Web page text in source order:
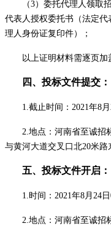
（3）委托代理人领取
代表人授权委托书（法定
理人身份证复印件）；
以上证明材料需逐页加
四、投标文件提交 ：
1.截止时间： 2021年8月
2.地点：河南省至诚招
与黄河大道交叉口北20米路
五、投标文件开启 ：
1.时间：2021年8月 24 日
2.地点：河南省至诚招